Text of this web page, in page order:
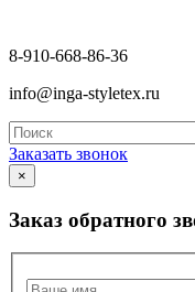
8-910-668-86-36
info@inga-styletex.ru
Заказать звонок
×
Заказ обратного